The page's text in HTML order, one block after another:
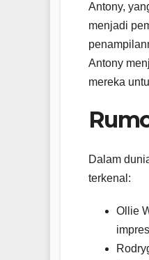
Antony,
menjadi
Antony
mereka
Dalam
terkenal:
Ollie